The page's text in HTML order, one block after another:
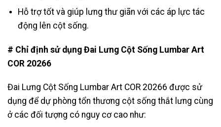
Hỗ trợ tốt và giúp lưng thư giãn với các áp lực tác
động lên cột sống.
# Chỉ định sử dụng Đai Lưng Cột Sống Lumbar Art
COR 20266
Đai Lưng Cột Sống Lumbar Art COR 20266 được sử
dụng để dự phòng tổn thương cột sống thắt lưng cùng
ở các đối tượng có nguy cơ cao như: